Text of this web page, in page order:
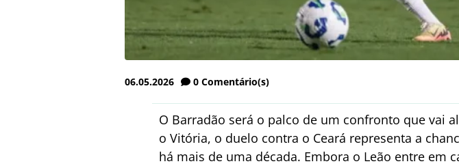
06.05.2026 0 Comentário(s)
O Barradão será o palco de um confronto que vai
o Vitória, o duelo contra o Ceará representa a
há mais de uma década. Embora o Leão entre em